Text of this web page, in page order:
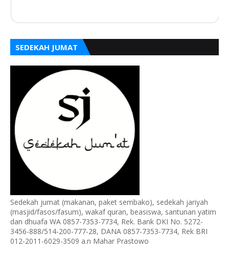
SEDEKAH JUMAT
Sedekah jumat (makanan, paket sembako), sedekah jariyah
(masjid/fasos/fasum), wakaf quran, beasiswa, santunan yatim
dan dhuafa WA 0857-7353-7734, Rek. Bank DKI No. 5272-
3456-888/514-200-777-28, DANA 0857-7353-7734, Rek BRI
012-2011-6029-3509 a.n Mahar Prastowo